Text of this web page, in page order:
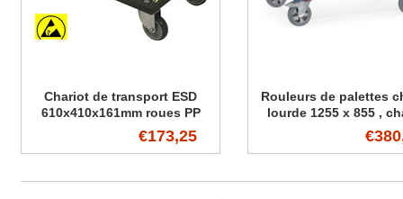
Chariot de transport ESD
610x410x161mm roues PP
€173,25
Rouleurs de palettes
lourde 1255 x 855 ,
maxi 1200 kg